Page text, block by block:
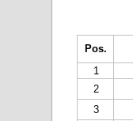
Pos.
1
2
3